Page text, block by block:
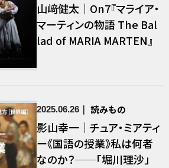
山﨑健太｜On7『マライア・
マーティンの物語 The Bal
lad of MARIA MARTEN』
2025.06.26 読みもの
影山幸一｜チュア・ミアティ
ー《国語の授業》私は何者
なのか？──「堀川理沙」